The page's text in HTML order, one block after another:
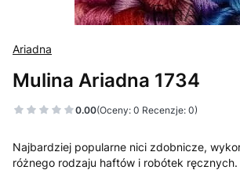
Ariadna
Mulina Ariadna 1734
0.00(Oceny: 0 Recenzje: 0)
Najbardziej popularne nici zdobnicze,
różnego rodzaju haftów i robótek ręcznych.